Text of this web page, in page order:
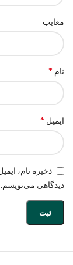
معایب
نام *
ایمیل *
ذخیره نام،
دیدگاهی می‌نویسم.